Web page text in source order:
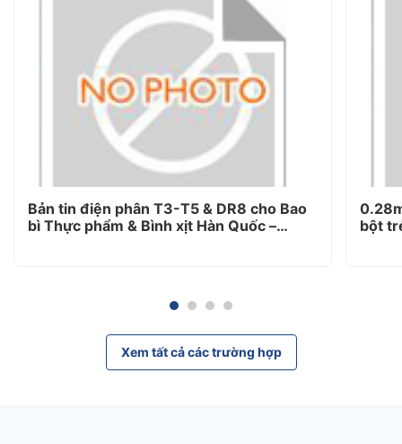
Bản tin điện phân T3-T5 & DR8 cho Bao
bì Thực phẩm & Bình xịt Hàn Quốc –
bột
Xem tất cả các trường hợp